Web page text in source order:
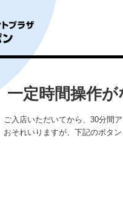
一定時間操作
ご入店いただいてから、30分間
おそれいりますが、下記のボタ